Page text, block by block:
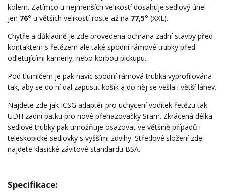
kolem. Zatímco u nejmenších velikostí dosahuje sedlový úhel
jen 76° u větších velikostí roste až na 77,5° (XXL).
Chytře a důkladně je zde provedena ochrana zadní stavby před
kontaktem s řetězem ale také spodní rámové trubky před
odletujícími kameny, nebo korbou pickupu.
Pod tlumičem je pak navíc spodní rámová trubka vyprofilována
tak, aby se do ní dal zapustit košík a do něj se vešla i větší láhev.
Najdete zde jak ICSG adaptér pro uchycení vodítek řetězu tak
UDH zadní patku pro nové přehazovačky Sram. Zkrácená délka
sedlové trubky pak umožňuje osazovat ve většině případů i
teleskopické sedlovky s vyššími zdvihy. Středové složení zde
najdete klasické závitové standardu BSA.
Specifikace: